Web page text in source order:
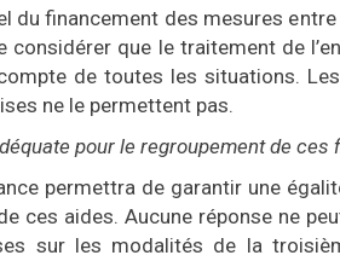
du financement des mesures
que le traitement de
de toutes les situations.
ne le permettent pas.
pour le regroupement de ces
permettra de garantir une
ces aides. Aucune réponse ne
sur les modalités de la